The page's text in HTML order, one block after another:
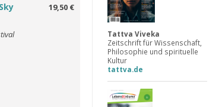
19,50 €
Tattva Viveka
Zeitschrift für Wissenschaft,
Philosophie und spirituelle
Kultur
tattva.de